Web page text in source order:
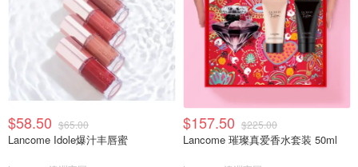
$58.50 $65.00
Lancome Idole爆汁丰唇蜜
$157.50 $225.00
Lancome 璀璨真爱香水套装 50ml